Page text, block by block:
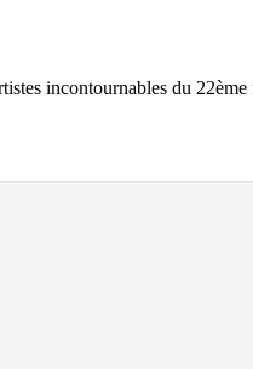
incontournables du